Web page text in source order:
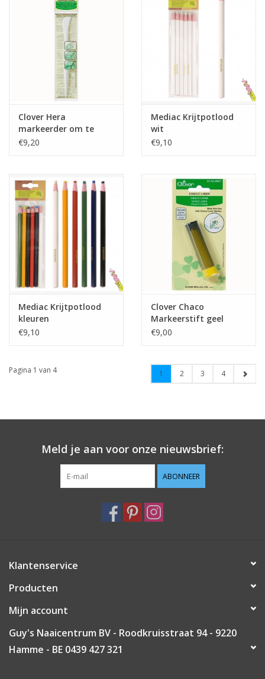
Clover Hera
markeerder om te
naaien en te
€9,20
Mediac Krijtpotlood
wit
€9,10
Mediac Krijtpotlood
kleuren
€9,10
Clover Chaco
Markeerstift geel
€9,00
Pagina 1 van 4 1 2 3 4
Meld je aan voor onze nieuwsbrief:
ABONNEER
Klantenservice
Producten
Mijn account
Guy's Naaicentrum BV - Roodkruisstraat 94 - 9220
Hamme - BE 0439 427 321